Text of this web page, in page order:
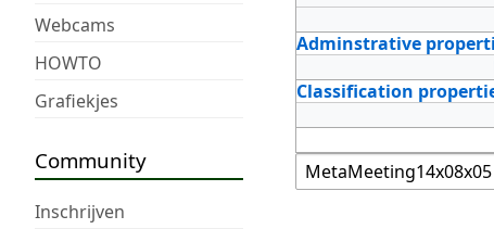
Webcams
HOWTO
Grafiekjes
Community
Inschrijven
Adminstrative
Classification